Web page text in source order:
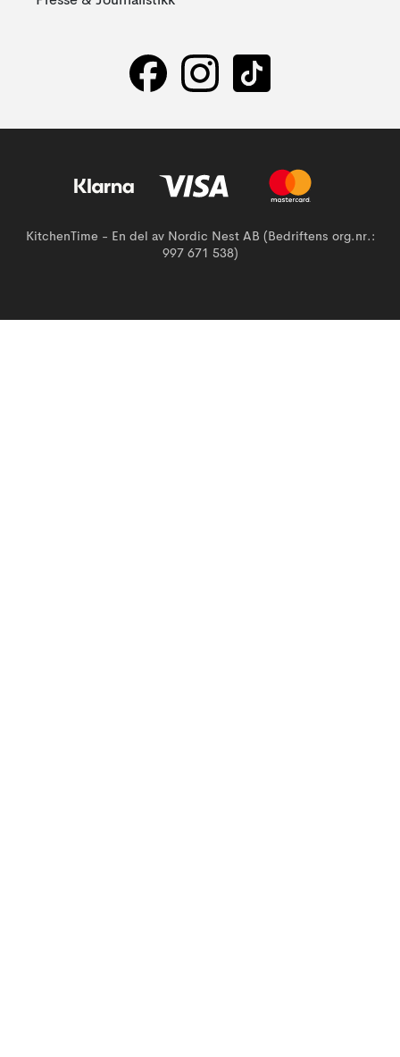
KitchenTime - En del av Nordic Nest AB (Bedriftens org.nr.:
997 671 538)